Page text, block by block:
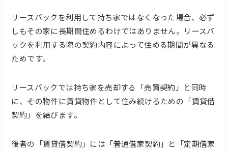
リースバックを利用して持ち家ではなくなった場合、必ず
しもその家に長期間住めるわけではありません。リースバ
ックを利用する際の契約内容によって住める期間が異なる
ためです。
リースバックでは持ち家を売却する「売買契約」と同時
に、その物件に賃貸物件として住み続けるための「賃貸借
契約」を結びます。
後者の「賃貸借契約」には「普通借家契約」と「定期借家